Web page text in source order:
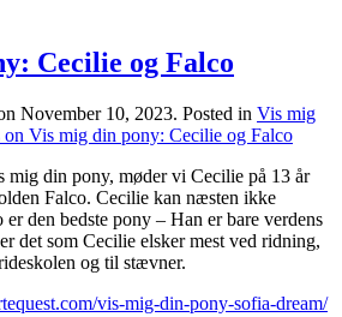
Cecilie og Falco
November 10, 2023. Posted in Vis mig
on Vis mig din pony: Cecilie og Falco
mig din pony, møder vi Cecilie på 13 år
Falco. Cecilie kan næsten ikke
den bedste pony – Han er bare verdens
det som Cecilie elsker mest ved ridning,
og til stævner.
vis-mig-din-pony-sofia-dream/